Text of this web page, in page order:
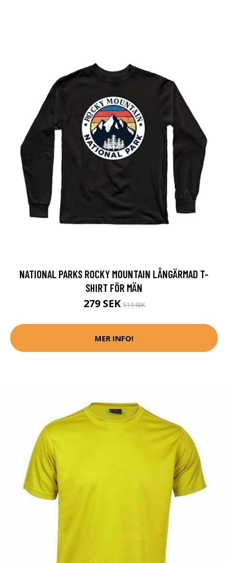
NATIONAL PARKS ROCKY MOUNTAIN LÅNGÄRMAD T-
SHIRT FÖR MÄN
279 SEK519 SEK
MER INFO!